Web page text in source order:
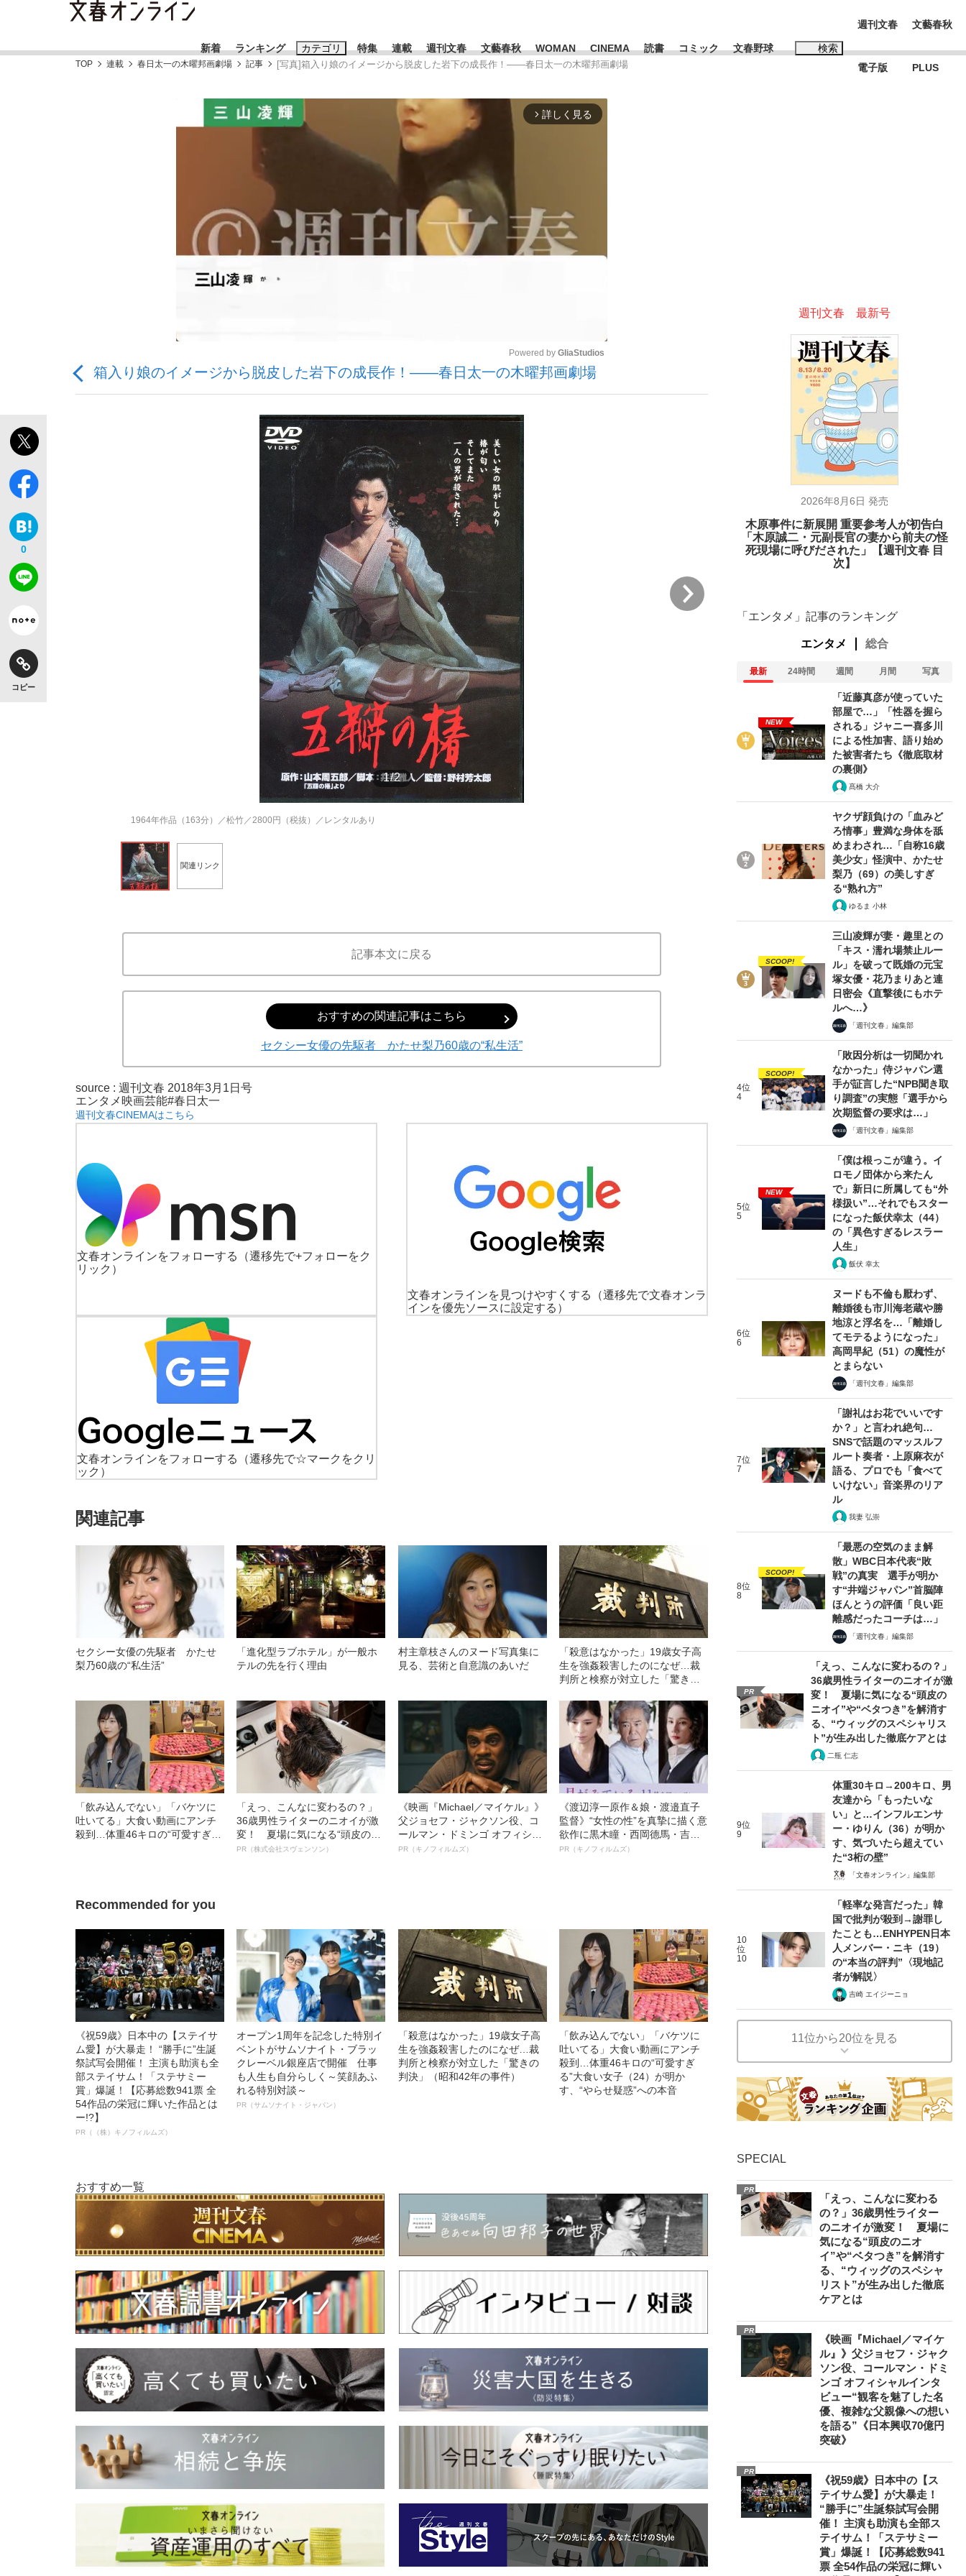
新着 ランキング カテゴリ
「90%は失敗する。でも…」本田圭佑が初めて明かした日本代表監督に...
「敗因分析は一切聞かれなかった」侍ジャパン選手が証言した“NPB聞... 「クマが悪者扱いされているのが悲しい」『北の国から』倉本聰氏（91...
「目標達成できなかったからと言って…」サッカー日本代表・森保一監督...
もっと見る
特集
いまさら聞けない資産運用のすべて
もっと見る
連載 週刊文春 文藝春秋 WOMAN CINEMA 読書 コミック 文春野球 検索
おすすめのキーワードタグ一覧
#高市早苗 #森岡毅
週刊文春
電子版
文藝春秋
PLUS
TOP 連載 春日太一の木曜邦画劇場 記事 [写真]箱入り娘のイメージから脱皮した岩下の成長作！――春日太一の木曜邦画劇場
arrow_forward_ios 詳しく見る
Mute
Powered by GliaStudios
箱入り娘のイメージから脱皮した岩下の成長作！――春日太一の木曜邦画劇場
0
コピー
1/2
1964年作品（163分）／松竹／2800円（税抜）／レンタルあり
箱入り娘のイメージから脱皮した岩下の成
『五瓣（ごべん）の椿』 2018/02/27
関連記事
セクシー女優の先駆者 かたせ梨乃60歳の“私生活” 「進
村主章枝さんのヌード写真集に見る、芸術と自意
関連リンク
記事本文に戻る
おすすめの関連記事はこちら
セクシー女優の先駆者 かたせ梨乃60歳の“私生活”
source : 週刊文春 2018年3月1日号
エンタメ 映画芸能#春日太一
週刊文春CINEMAはこちら
文春オンラインをフォローする
（遷移先で+フォローをク
リック）
文春オンラインを見つけやすくする
（遷移先で文春オンラ
インを優先ソースに設定する）
文春オンラインをフォローする
（遷移先で☆マークをクリ
ック）
関連記事
セクシー女優の先駆者 かたせ
梨乃60歳の“私生活”
「進化型ラブホテル」が一般ホ
テルの先を行く理由
村主章枝さんのヌード写真集に
見る、芸術と自意識のあいだ
「殺意はなかった」19歳女子高
生を強姦殺害したのになぜ…裁
判所と検察が対立した「驚きの
「飲み込んでない」「バケツに
吐いてる」大食い動画にアンチ
殺到…体重46キロの“可愛すぎ
「えっ、こんなに変わるの？」
36歳男性ライターのニオイが激
変！ 夏場に気になる“頭皮のニ
オイ”や“ベタつき”を解消す
PR（株式会社スヴェンソン）
《映画『Michael／マイケル』》
父ジョセフ・ジャクソン役、コ
ールマン・ドミンゴ オフィシャ
ルインタビュー“観客を魅了した
PR（キノフィルムズ）
《渡辺淳一原作＆娘・渡邉直子
監督》“女性の性”を真摯に描く意
欲作に黒木瞳・西岡德馬・吉田
羊が出演決定！《映画『月がみ
PR（キノフィルムズ）
Recommended for you
《祝59歳》日本中の【ステイサ
ム愛】が大暴走！ “勝手に”生誕
祭試写会開催！ 主演も助演も全
部ステイサム！「ステサミー
賞」爆誕！【応募総数941票 全
54作品の栄冠に輝いた作品とは
ー!?】
PR（（株）キノフィルムズ）
オープン1周年を記念した特別イ
ベントがサムソナイト・ブラッ
クレーベル銀座店で開催 仕事
も人生も自分らしく～笑顔あふ
れる特別対談～
PR（サムソナイト・ジャパン）
「殺意はなかった」19歳女子高
生を強姦殺害したのになぜ…裁
判所と検察が対立した「驚きの
判決」（昭和42年の事件）
「飲み込んでない」「バケツに
吐いてる」大食い動画にアンチ
殺到…体重46キロの“可愛すぎ
る”大食い女子（24）が明か
す、“やらせ疑惑”への本音
おすすめ一覧
週刊文春 最新号
2026年8月6日 発売
木原事件に新展開 重要参考人が初告白
「木原誠二・元副長官の妻から前夫の怪
死現場に呼びだされた」【週刊文春 目
次】
「エンタメ」記事のランキング
エンタメ 総合
最新 24時間 週間 月間 写真
NEW
「近藤真彦が使っていた
部屋で…」「性器を握ら
される」ジャニー喜多川
による性加害、語り始め
た被害者たち《徹底取材
の裏側》
髙橋 大介
ヤクザ顔負けの「血みど
ろ情事」豊満な身体を舐
めまわされ…「自称16歳
美少女」怪演中、かたせ
梨乃（69）の美しすぎ
る“熟れ方”
ゆるま 小林
SCOOP!
三山凌輝が妻・趣里との
「キス・濡れ場禁止ルー
ル」を破って既婚の元宝
塚女優・花乃まりあと連
日密会《直撃後にもホテ
ルへ…》
「週刊文春」編集部
4位
4
SCOOP!
「敗因分析は一切聞かれ
なかった」侍ジャパン選
手が証言した“NPB聞き取
り調査”の実態「選手から
次期監督の要求は…」
「週刊文春」編集部
5位
5
NEW
「僕は根っこが違う。イ
ロモノ団体から来たん
で」新日に所属しても“外
様扱い”…それでもスター
になった飯伏幸太（44）
の「異色すぎるレスラー
人生」
飯伏 幸太
6位
6
ヌードも不倫も厭わず、
離婚後も市川海老蔵や勝
地涼と浮名を…「離婚し
てモテるようになった」
高岡早紀（51）の魔性が
とまらない
「週刊文春」編集部
7位
7
「謝礼はお花でいいです
か？」と言われ絶句…
SNSで話題のマッスルフ
ルート奏者・上原麻衣が
語る、プロでも「食べて
いけない」音楽界のリア
ル
我妻 弘崇
8位
8
SCOOP!
「最悪の空気のまま解
散」WBC日本代表“敗
戦”の真実 選手が明か
す“井端ジャパン”首脳陣
ほんとうの評価「良い距
離感だったコーチは…」
「週刊文春」編集部
PR
「えっ、こんなに変わるの？」
36歳男性ライターのニオイが激
変！ 夏場に気になる“頭皮の
ニオイ”や“ベタつき”を解消す
る、“ウィッグのスペシャリス
ト”が生み出した徹底ケアとは
二瓶 仁志
9位
9
体重30キロ→200キロ、男
友達から「もったいな
い」と…インフルエンサ
ー・ゆりん（36）が明か
す、気づいたら超えてい
た“3桁の壁”
「文春オンライン」編集部
10
位
10
「軽率な発言だった」韓
国で批判が殺到→謝罪し
たことも…ENHYPEN日本
人メンバー・ニキ（19）
の“本当の評判”〈現地記
者が解説〉
吉崎 エイジーニョ
11位から20位を見る
SPECIAL
PR
「えっ、こんなに変わる
の？」36歳男性ライター
のニオイが激変！ 夏場に
気になる“頭皮のニオ
イ”や“ベタつき”を解消す
る、“ウィッグのスペシャ
リスト”が生み出した徹底
ケアとは
PR
《映画『Michael／マイケ
ル』》父ジョセフ・ジャク
ソン役、コールマン・ドミ
ンゴ オフィシャルインタ
ビュー“観客を魅了した名
優、複雑な父親像への想い
を語る”《日本興収70億円
突破》
PR
《祝59歳》日本中の【ス
テイサム愛】が大暴走！
“勝手に”生誕祭試写会開
催！ 主演も助演も全部ス
テイサム！「ステサミー
賞」爆誕！【応募総数941
票 全54作品の栄冠に輝い